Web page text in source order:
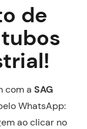
de
com a SAG
WhatsApp:
ao clicar no